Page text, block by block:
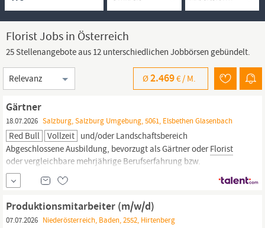
Florist Jobs in Österreich
25 Stellenangebote aus 12 unterschiedlichen Jobbörsen gebündelt.
Sortierung
Ø2.469€ / M.
Gärtner
18.07.2026 Salzburg, Salzburg Umgebung, 5061, Elsbethen Glasenbach
Red Bull Vollzeit und/oder Landschaftsbereich
Abgeschlossene Ausbildung, bevorzugt als Gärtner oderFlorist
oder vergleichbare mehrjährige Berufserfahrung bzw.
Quereinsteiger mit entsprechender Bereitschaft sich
weiterzuentwickeln Führerschein B, idealerweise Klasse BE
Fließende Deutschkenntnisse und gute Englischkenntnisse Spaß
an der Arbeit im Freien Gute...
Produktionsmitarbeiter (m/w/d)
07.07.2026 Niederösterreich, Baden, 2552, Hirtenberg